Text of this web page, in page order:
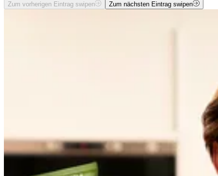
Zum vorherigen Eintrag swipen Zum nächsten Eintrag swipen